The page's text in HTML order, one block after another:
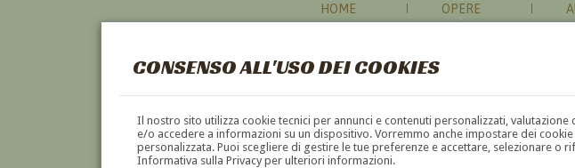
CONSENSO ALL'USO DEI COOKIES
Il nostro sito utilizza cookie tecnici per annunci e contenuti personalizzati,
e/o accedere a informazioni su un dispositivo. Vorremmo anche impostare dei
personalizzata. Puoi scegliere di gestire le tue preferenze e accettare, selezionare
Informativa sulla Privacy per ulteriori informazioni.
HOME OPERE